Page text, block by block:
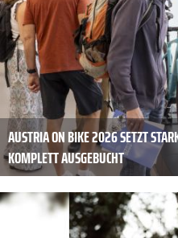
AUSTRIA ON BIKE 2026 SETZT
KOMPLETT AUSGEBUCHT